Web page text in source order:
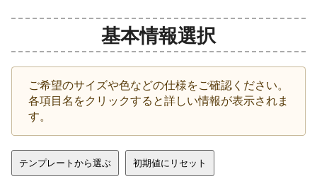
基本情報選択
ご希望のサイズや色などの仕様をご確認ください。
各項目名をクリックすると詳しい情報が表示されま
す。
テンプレートから選ぶ 初期値にリセット